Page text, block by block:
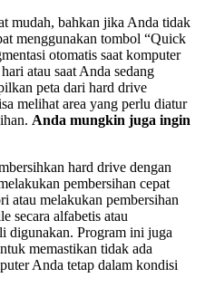
mudah, bahkan jika Anda tidak
menggunakan tombol “Quick
otomatis saat komputer
atau saat Anda sedang
peta dari hard drive
melihat area yang perlu diatur
Anda mungkin juga ingin
hard drive dengan
pembersihan cepat
atau melakukan pembersihan
secara alfabetis atau
digunakan. Program ini juga
memastikan tidak ada
Anda tetap dalam kondisi